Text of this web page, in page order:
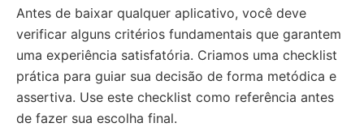
Antes de baixar qualquer aplicativo, você deve
verificar alguns critérios fundamentais que garantem
uma experiência satisfatória. Criamos uma checklist
prática para guiar sua decisão de forma metódica e
assertiva. Use este checklist como referência antes
de fazer sua escolha final.